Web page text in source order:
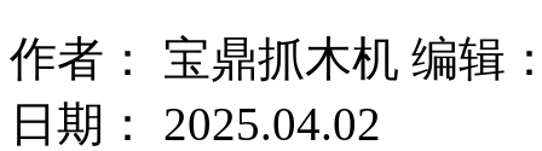
作者： 宝鼎抓木机 编辑
日期： 2025.04.02